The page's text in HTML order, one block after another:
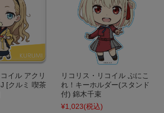
イル アクリ
[クルミ 喫茶
リコリス・リコイル ぷにこ
れ！キーホルダー(スタンド
付) 錦木千束
¥1,023(税込)